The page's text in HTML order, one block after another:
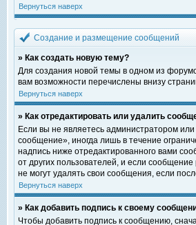
Вернуться наверх
Создание и размещение сообщений
» Как создать новую тему?
Для создания новой темы в одном из
вам возможности перечислены внизу
Вернуться наверх
» Как отредактировать или удалить
Если вы не являетесь администратором
сообщение», иногда лишь в течение
надпись ниже отредактированного вами
от других пользователей, и если
не могут удалять свои сообщения, если
Вернуться наверх
» Как добавить подпись к своему
Чтобы добавить подпись к сообщению,